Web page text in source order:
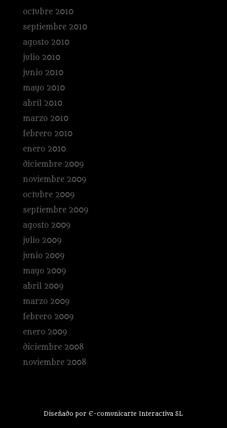
octubre 2010
septiembre 2010
agosto 2010
julio 2010
junio 2010
mayo 2010
abril 2010
marzo 2010
febrero 2010
enero 2010
diciembre 2009
noviembre 2009
octubre 2009
septiembre 2009
agosto 2009
julio 2009
junio 2009
mayo 2009
abril 2009
marzo 2009
febrero 2009
enero 2009
diciembre 2008
noviembre 2008
Diseñado por E-comunicarte Interactiva SL